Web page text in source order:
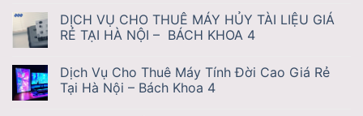
DỊCH VỤ CHO THUÊ MÁY HỦY TÀI LIỆU GIÁ
RẺ TẠI HÀ NỘI – BÁCH KHOA 4
Dịch Vụ Cho Thuê Máy Tính Đời Cao Giá Rẻ
Tại Hà Nội – Bách Khoa 4